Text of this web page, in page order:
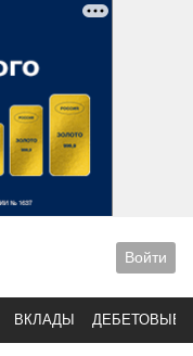
Войти
ВКЛАДЫ ДЕБЕТОВЫЕ